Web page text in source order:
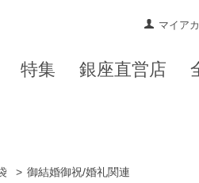
> 御結婚御祝/婚礼関連
マイア
特集 銀座直営店